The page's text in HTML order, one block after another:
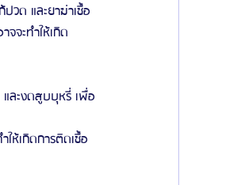
วด และยาฆ่าเชื้อ
จะทำให้เกิด
ละงดสูบบุหรี่ เพื่อ
ห้เกิดการติดเชื้อ